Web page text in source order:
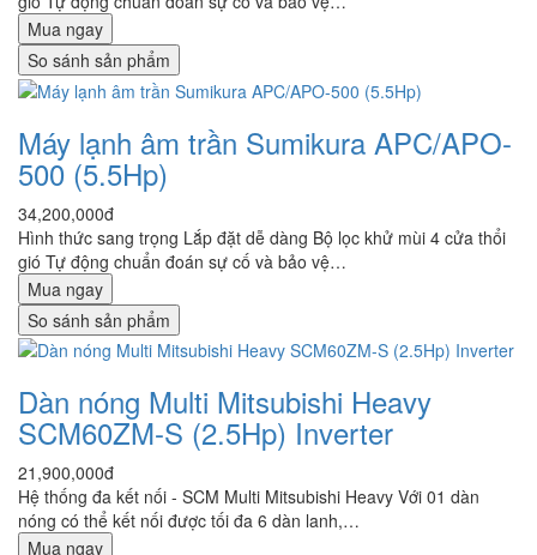
Mua ngay
So sánh sản phẩm
Máy lạnh âm trần Sumikura APC/APO-
500 (5.5Hp)
34,200,000đ
Hình thức sang trọng Lắp đặt dễ dàng Bộ lọc khử mùi 4 cửa thổi
gió Tự động chuẩn đoán sự cố và bảo vệ…
Mua ngay
So sánh sản phẩm
Dàn nóng Multi Mitsubishi Heavy
SCM60ZM-S (2.5Hp) Inverter
21,900,000đ
Hệ thống đa kết nối - SCM Multi Mitsubishi Heavy Với 01 dàn
nóng có thể kết nối được tối đa 6 dàn lanh,…
Mua ngay